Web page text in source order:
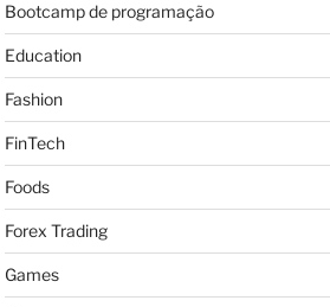
Bootcamp de programação
Education
Fashion
FinTech
Foods
Forex Trading
Games